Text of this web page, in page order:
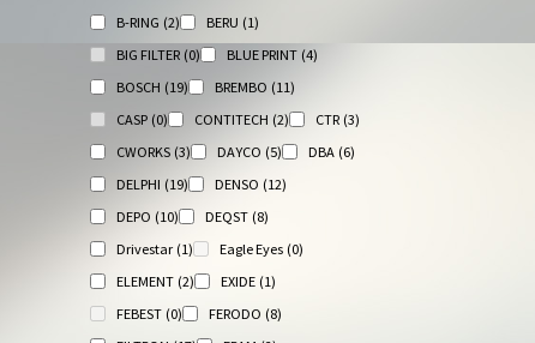
B-RING (2) BERU (1)
BIG FILTER (0) BLUE PRINT (4)
BOSCH (19) BREMBO (11)
CASP (0) CONTITECH (2) CTR (3)
CWORKS (3) DAYCO (5) DBA (6)
DELPHI (19) DENSO (12)
DEPO (10) DEQST (8)
Drivestar (1) Eagle Eyes (0)
ELEMENT (2) EXIDE (1)
FEBEST (0) FERODO (8)